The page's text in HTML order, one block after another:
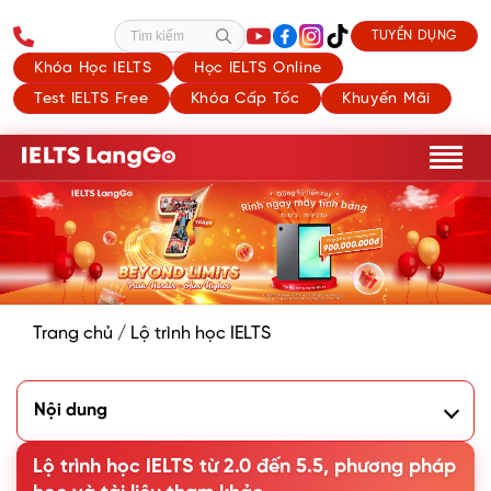
Khóa Học IELTS
Học IELTS Online
Test IELTS Free
Khóa Cấp Tốc Khuyến Mãi
Tìm kiếm TUYỂN DỤNG
Trang chủ / Lộ trình học IELTS
Nội dung
2. Lộ trình học IELTS từ 2.0 đến 5.5 chi tiết theo giai đoạn
3. Tài liệu học tập phù hợp với lộ trình học IELTS từ 2.0 đến
Lộ trình học IELTS từ 2.0 đến 5.5, phương pháp